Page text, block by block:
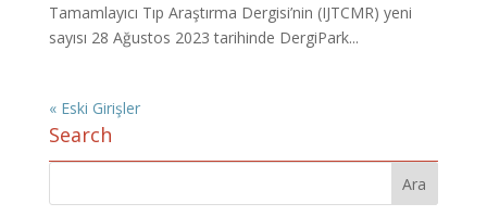
Tamamlayıcı Tıp Araştırma Dergisi’nin (IJTCMR) yeni
sayısı 28 Ağustos 2023 tarihinde DergiPark...
« Eski Girişler
Search